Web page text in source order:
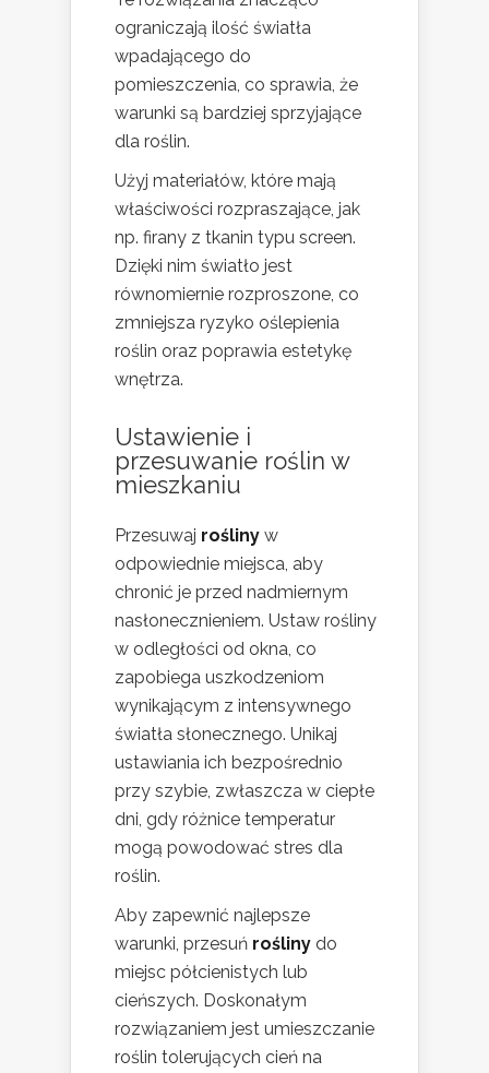
ograniczają ilość światła
wpadającego do
pomieszczenia, co sprawia, że
warunki są bardziej sprzyjające
dla roślin.
Użyj materiałów, które mają
właściwości rozpraszające, jak
np. firany z tkanin typu screen.
Dzięki nim światło jest
równomiernie rozproszone, co
zmniejsza ryzyko oślepienia
roślin oraz poprawia estetykę
wnętrza.
Ustawienie i
przesuwanie roślin w
mieszkaniu
Przesuwaj rośliny w
odpowiednie miejsca, aby
chronić je przed nadmiernym
nasłonecznieniem. Ustaw rośliny
w odległości od okna, co
zapobiega uszkodzeniom
wynikającym z intensywnego
światła słonecznego. Unikaj
ustawiania ich bezpośrednio
przy szybie, zwłaszcza w ciepłe
dni, gdy różnice temperatur
mogą powodować stres dla
roślin.
Aby zapewnić najlepsze
warunki, przesuń rośliny do
miejsc półcienistych lub
cieńszych. Doskonałym
rozwiązaniem jest umieszczanie
roślin tolerujących cień na